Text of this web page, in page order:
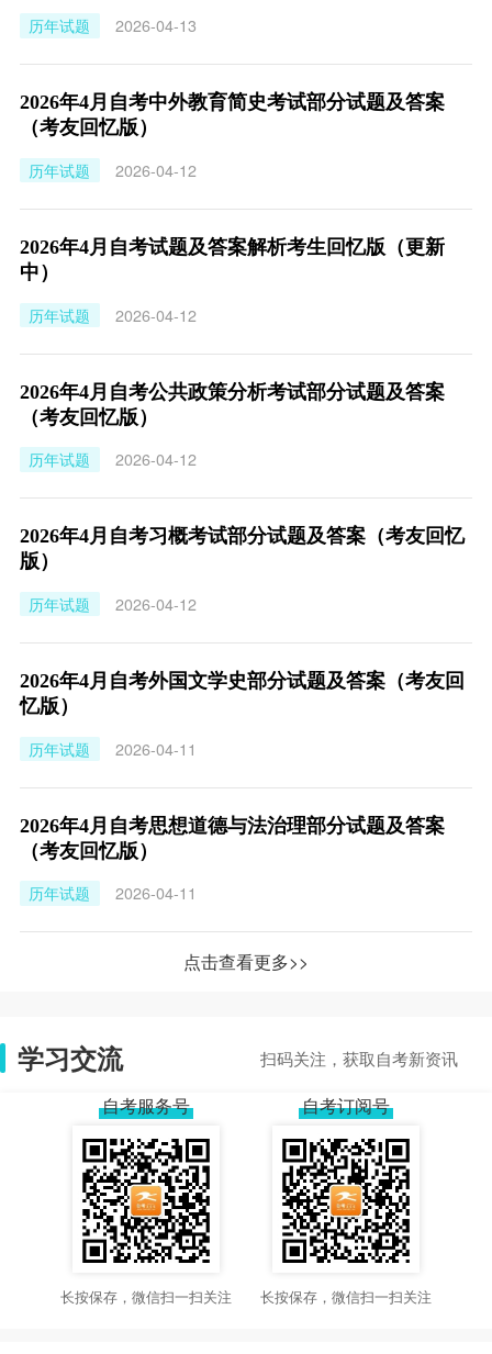
历年试题
2026-04-13
2026年4月自考中外教育简史考试部分试题及答案
（考友回忆版）
历年试题
2026-04-12
2026年4月自考试题及答案解析考生回忆版（更新
中）
历年试题
2026-04-12
2026年4月自考公共政策分析考试部分试题及答案
（考友回忆版）
历年试题
2026-04-12
2026年4月自考习概考试部分试题及答案（考友回忆
版）
历年试题
2026-04-12
2026年4月自考外国文学史部分试题及答案（考友回
忆版）
历年试题
2026-04-11
2026年4月自考思想道德与法治理部分试题及答案
（考友回忆版）
历年试题
2026-04-11
点击查看更多>>
学习交流 扫码关注，获取自考新资讯
自考服务号
长按保存，微信扫一扫关注
自考订阅号
长按保存，微信扫一扫关注